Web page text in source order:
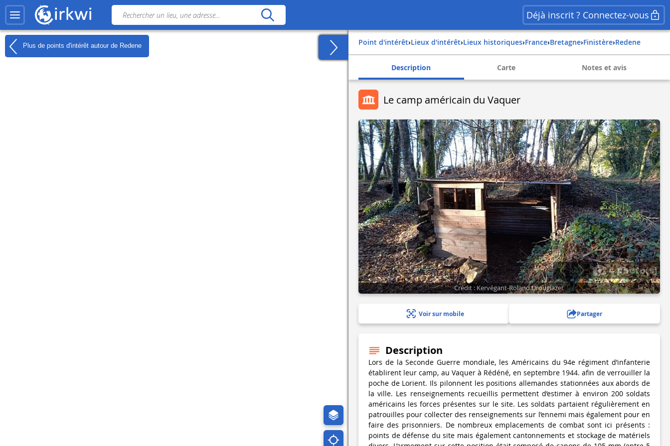
Déjà inscrit ? Connectez-vous
Plus de points d'intérêt autour de Redene Point d'intérêt› Lieux d'intérêt› Lieux historiques› france› bretagne› finistère› redene
Description Carte Notes et avis
Le camp américain du Vaquer
4 photo(s)
Crédit : Kervégant-Roland Drouglazet
Voir sur mobile Partager
Description
Lors de la Seconde Guerre mondiale, les Américains du 94e régiment d’infanterie
établirent leur camp, au Vaquer à Rédéné, en septembre 1944. afin de verrouiller la
poche de Lorient. Ils pilonnent les positions allemandes stationnées aux abords de
la ville. Les renseignements recueillis permettent d’estimer à environ 200 soldats
américains les forces présentes sur le site. Les soldats partaient régulièrement en
patrouilles pour collecter des renseignements sur l’ennemi mais également pour en
faire des prisonniers. De nombreux emplacements de combat sont ici présents :
points de défense du site mais également cantonnements et stockage de matériels